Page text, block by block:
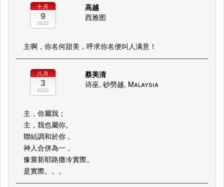
十月
9
2022
高越
西雅图
主啊，你名何甜美，呼求你名便叫人满意！
八月
3
2022
蔡美清
诗巫, 砂勞越, Malaysia
主，你屬我；
主，我也屬你。
聯結調和於你，
神人合併為一，
豫嘗新耶路撒冷實際。
是實際。。。